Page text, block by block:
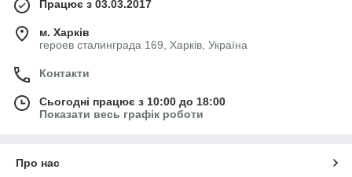
Працює з 03.03.2017
м. Харків
героев сталинграда 169, Харків, Україна
Контакти
Сьогодні працює з 10:00 до 18:00
Показати весь графік роботи
Про нас